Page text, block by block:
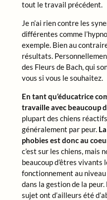
tout le travail précédent.
Je n’ai rien contre les
différentes comme
exemple. Bien au
résultats.
des Fleurs de Bach, qui
vous si vous le souhaitez.
En tant qu’éducatrice
travaille avec beaucoup
plupart des chiens
généralement par peur.
phobies est donc au
c’est sur les chiens, mais
beaucoup d’êtres vivants
fonctionnement au
dans la gestion de la
sujet ont d’ailleurs été